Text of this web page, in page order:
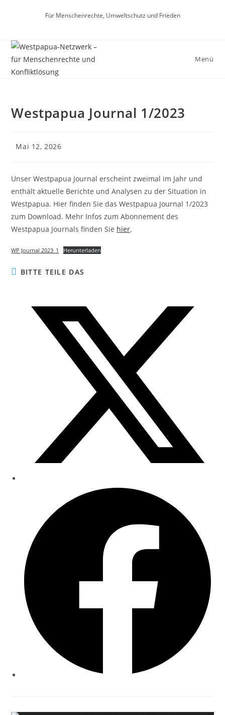
Für Menschenrechte, Umweltschutz und Frieden
Menü
Westpapua Journal 1/2023
Mai 12, 2026
Unser Westpapua Journal erscheint zweimal im Jahr und
enthält aktuelle Berichte und Analysen zu der Situation in
Westpapua. Hier finden Sie das Westpapua Journal 1/2023
zum Download. Mehr Infos zum Abonnement des
Westpapua Journals finden Sie hier.
WP Journal 2023_1 Herunterladen
BITTE TEILE DAS